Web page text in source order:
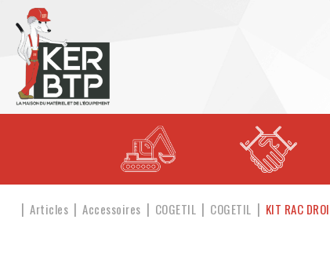
Articles Accessoires COGETIL COGETIL KIT RAC